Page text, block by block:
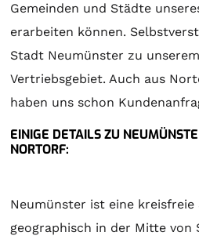
Gemeinden und Städte
erarbeiten können.
Stadt Neumünster zu
Vertriebsgebiet. Auch aus
haben uns schon
EINIGE DETAILS ZU
NORTORF:
Neumünster ist eine
geographisch in der Mitte von